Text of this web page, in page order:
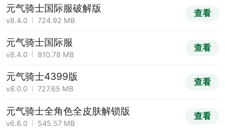
元气骑士国际服破解版
v8.4.0 724.92 MB
查看
元气骑士国际服
v8.4.0 810.78 MB
查看
元气骑士4399版
v8.0.0 727.65 MB
查看
元气骑士全角色全皮肤解锁版
v6.8.0 545.57 MB
查看